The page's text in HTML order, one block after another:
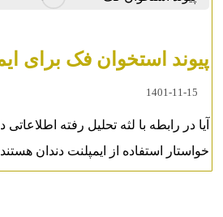
پیوند استخوان فک برای
1401-11-15
آیا در رابطه با لثه تحلیل رفته اطلاعاتی
خواستار استفاده از ایمپلنت دندان